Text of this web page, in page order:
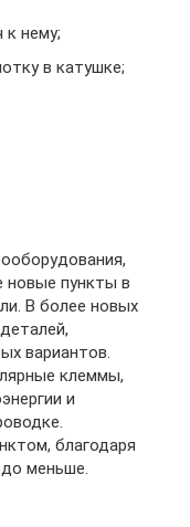
нему;
в катушке;
пункты в
В более новых
вариантов.
клеммы,
и
благодаря
меньше.